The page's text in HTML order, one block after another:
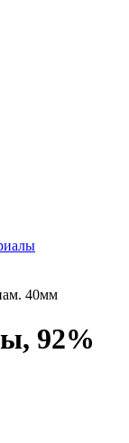
40мм
92%